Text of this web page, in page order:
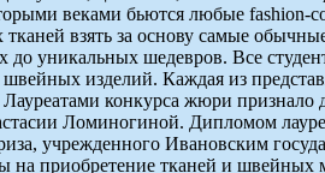
веками бьются любые
тканей взять за основу самые
до уникальных шедевров. Все
изделий. Каждая из
Лауреатами конкурса жюри
Ломиногиной. Дипломом
учрежденного Ивановским
приобретение тканей и